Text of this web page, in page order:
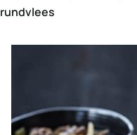
rundvlees